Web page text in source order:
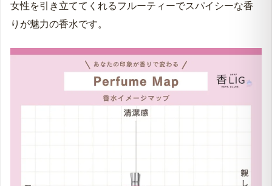
女性を引き立ててくれるフルーティーでスパイシーな香
りが魅力の香水です。